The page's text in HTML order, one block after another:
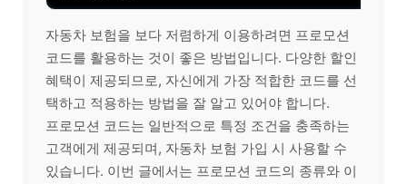
자동차 보험을 보다 저렴하게 이용하려면 프로모션
코드를 활용하는 것이 좋은 방법입니다. 다양한 할인
혜택이 제공되므로, 자신에게 가장 적합한 코드를 선
택하고 적용하는 방법을 잘 알고 있어야 합니다.
프로모션 코드는 일반적으로 특정 조건을 충족하는
고객에게 제공되며, 자동차 보험 가입 시 사용할 수
있습니다. 이번 글에서는 프로모션 코드의 종류와 이